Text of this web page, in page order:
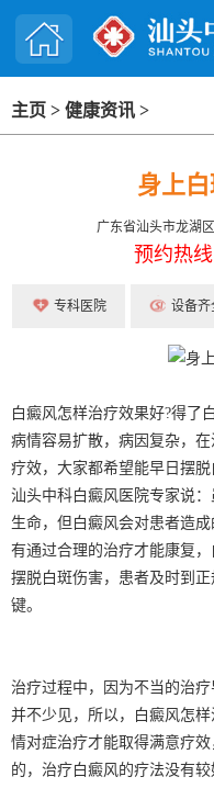
主页 > 健康资讯 >
身上
广东省汕头市龙湖
预约热线
专科医院 设备齐
白癜风怎样治疗效果好?得了
病情容易扩散，病因复杂，
疗效，大家都希望能早日摆
汕头中科白癜风医院专家说
生命，但白癜风会对患者造
有通过合理的治疗才能康复
摆脱白斑伤害，患者及时到
键。
治疗过程中，因为不当的治
并不少见，所以，白癜风怎
情对症治疗才能取得满意疗
的，治疗白癜风的疗法没有